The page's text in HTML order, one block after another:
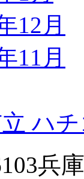
12月
11月
兵